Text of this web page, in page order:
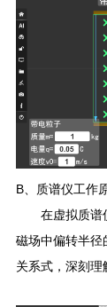
B、 质谱仪工作
在虚拟质谱
磁场中偏转半径
关系式，深刻理